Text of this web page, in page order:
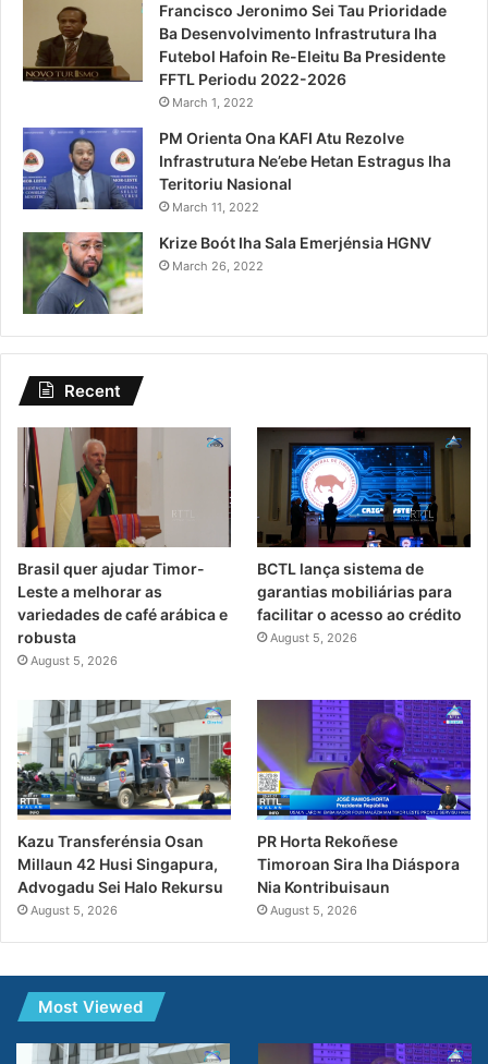
Francisco Jeronimo Sei Tau Prioridade
Ba Desenvolvimento Infrastrutura Iha
Futebol Hafoin Re-Eleitu Ba Presidente
FFTL Periodu 2022-2026
March 1, 2022
PM Orienta Ona KAFI Atu Rezolve
Infrastrutura Ne’ebe Hetan Estragus Iha
Teritoriu Nasional
March 11, 2022
Krize Boót Iha Sala Emerjénsia HGNV
March 26, 2022
Recent
Brasil quer ajudar Timor-
Leste a melhorar as
variedades de café arábica e
robusta
August 5, 2026
BCTL lança sistema de
garantias mobiliárias para
facilitar o acesso ao crédito
August 5, 2026
Kazu Transferénsia Osan
Millaun 42 Husi Singapura,
Advogadu Sei Halo Rekursu
August 5, 2026
PR Horta Rekoñese
Timoroan Sira Iha Diáspora
Nia Kontribuisaun
August 5, 2026
Most Viewed